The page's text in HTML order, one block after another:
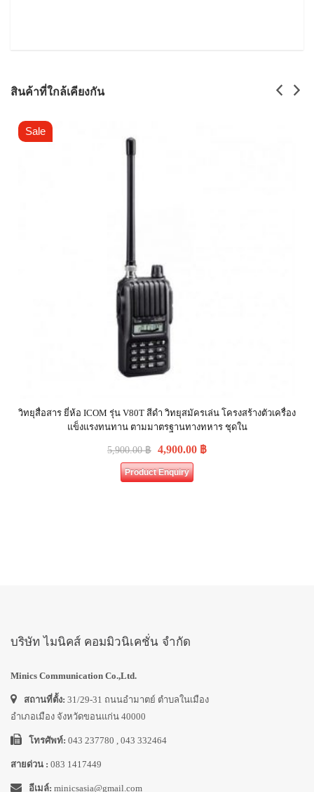
สินค้าที่ใกล้เคียงกัน
Sale
วิทยุสื่อสาร ยี่ห้อ ICOM รุ่น V80T สีดำ วิทยุสมัครเล่น โครงสร้างตัวเครื่อง
แข็งแรงทนทาน ตามมาตรฐานทางทหาร ชุดใน
5,900.00฿ 4,900.00 ฿
Product Enquiry
บริษัท ไมนิคส์ คอมมิวนิเคชั่น จำกัด
Minics Communication Co.,Ltd.
สถานที่ตั้ง: 31/29-31 ถนนอำมาตย์ ตำบลในเมือง
อำเภอเมือง จังหวัดขอนแก่น 40000
โทรศัพท์: 043 237780 , 043 332464
สายด่วน : 083 1417449
อีเมล์: minicsasia@gmail.com